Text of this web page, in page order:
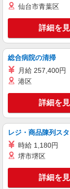
キー
株式会社シエロ
（規
+
キープ
パーソルエクセル
仙台市青葉区
詳細を
総合病院の清掃
月給 257,400円
港区
詳細を
レジ・商品陳列ス
時給 1,180円
堺市堺区
詳細を